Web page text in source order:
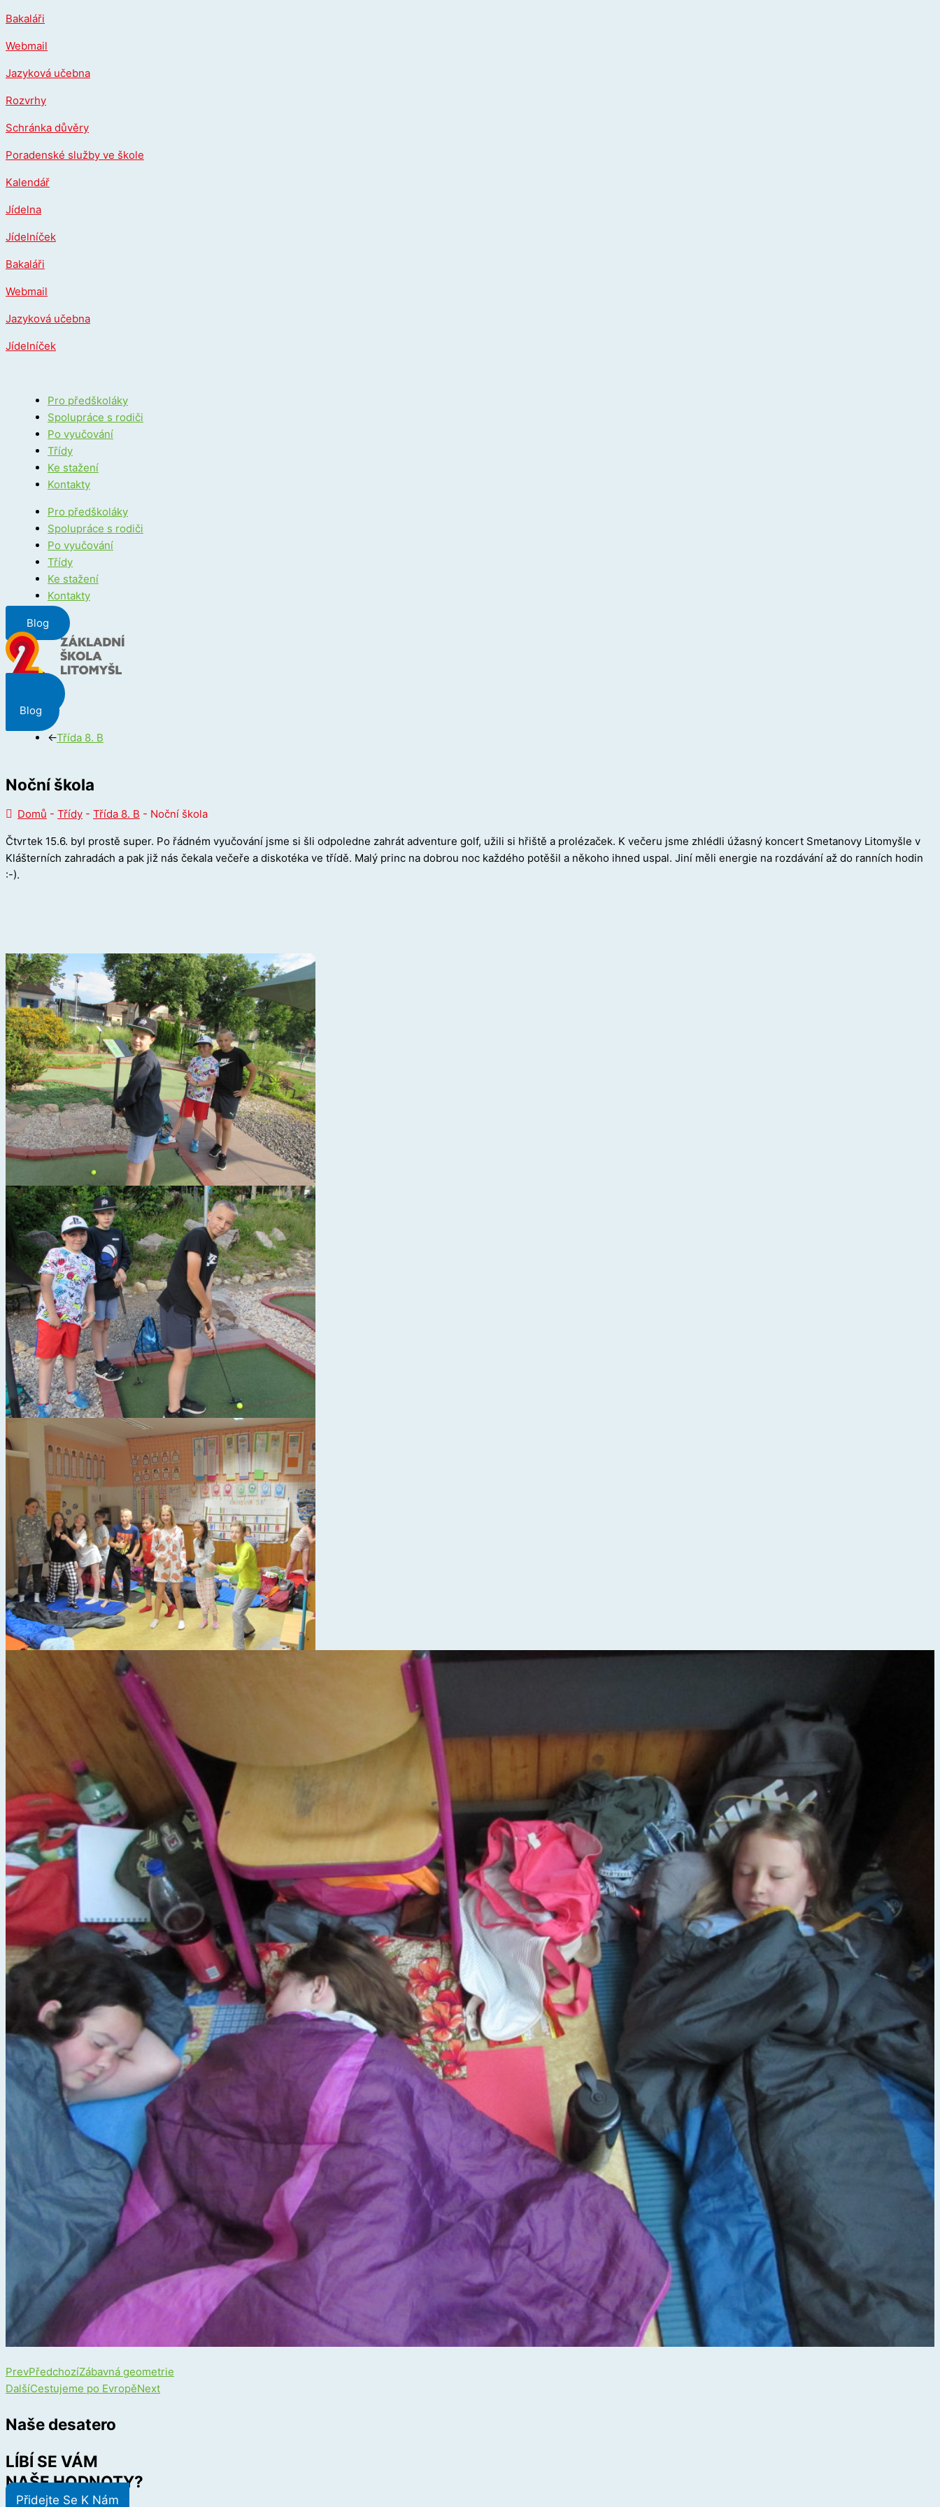
na
obsah
Bakaláři
Webmail
Jazyková učebna
Rozvrhy
Schránka důvěry
Poradenské služby ve škole
Kalendář
Jídelna
Jídelníček
Bakaláři
Webmail
Jazyková učebna
Jídelníček
Pro předškoláky
Spolupráce s rodiči
Po vyučování
Třídy
Ke stažení
Kontakty
Pro předškoláky
Spolupráce s rodiči
Po vyučování
Třídy
Ke stažení
Kontakty
Blog
Blog
←Třída 8. B
Noční škola
Domů - Třídy - Třída 8. B - Noční škola
Čtvrtek 15.6. byl prostě super. Po řádném vyučování jsme si šli odpoledne zahrát adventure golf, užili si hřiště a prolézaček. K večeru jsme zhlédli úžasný koncert Smetanovy Litomyšle v
Klášterních zahradách a pak již nás čekala večeře a diskotéka ve třídě. Malý princ na dobrou noc každého potěšil a někoho ihned uspal. Jiní měli energie na rozdávání až do ranních hodin
:-).
PrevPředchozíZábavná geometrie
DalšíCestujeme po EvropěNext
Naše desatero
LÍBÍ SE VÁM
NAŠE HODNOTY?
Přidejte Se K Nám